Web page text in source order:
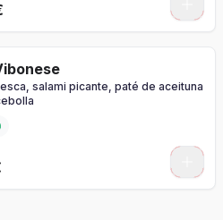
salami picante, paté de aceituna